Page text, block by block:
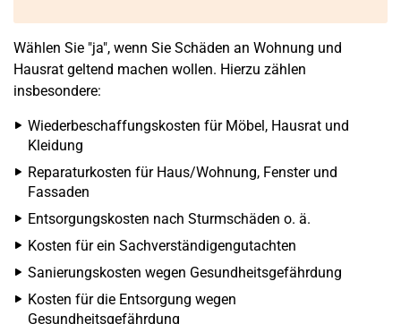
Wählen Sie "ja", wenn Sie Schäden an Wohnung und
Hausrat geltend machen wollen. Hierzu zählen
insbesondere:
Wiederbeschaffungskosten für Möbel, Hausrat und
Kleidung
Reparaturkosten für Haus/Wohnung, Fenster und
Fassaden
Entsorgungskosten nach Sturmschäden o. ä.
Kosten für ein Sachverständigengutachten
Sanierungskosten wegen Gesundheitsgefährdung
Kosten für die Entsorgung wegen
Gesundheitsgefährdung